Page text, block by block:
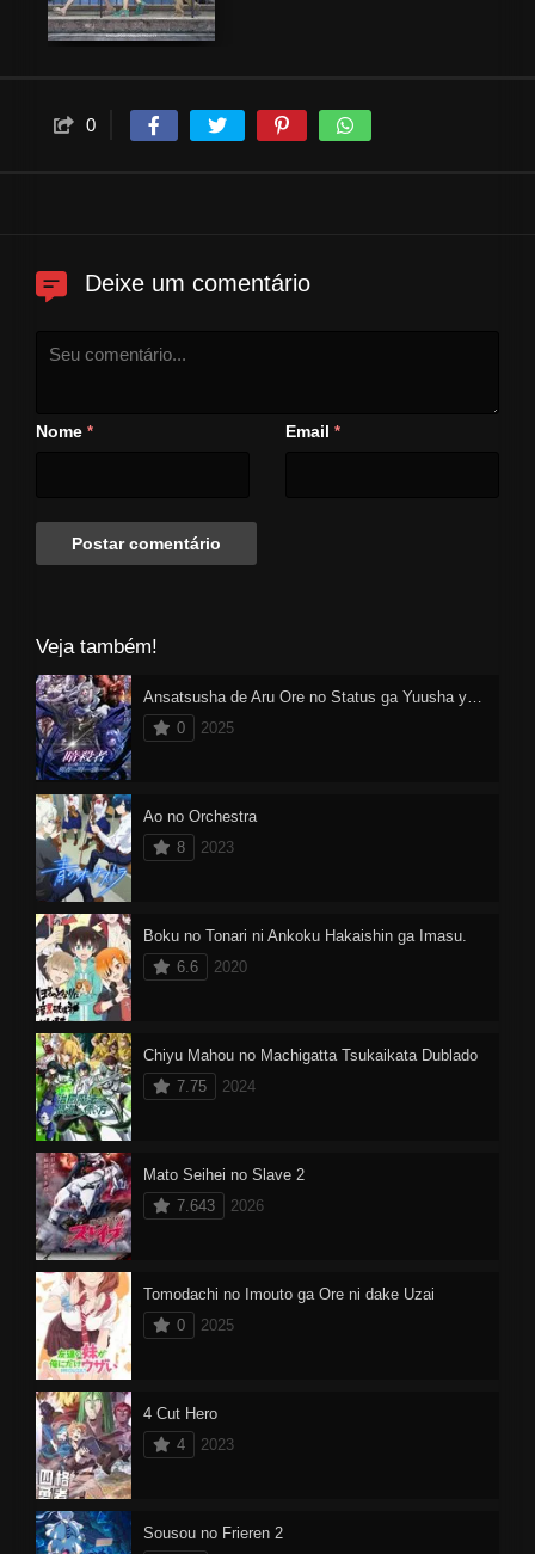
pega um grande robalo em um
0
Deixe um comentário
Nome * Email *
Veja também!
Ansatsusha de Aru Ore no Status ga Yuusha yori mo Akiraka ni Tsuyoi no da ga
0
2025
Ao no Orchestra
8
2023
Boku no Tonari ni Ankoku Hakaishin ga Imasu.
6.6
2020
Chiyu Mahou no Machigatta Tsukaikata Dublado
7.75
2024
Mato Seihei no Slave 2
7.643
2026
Tomodachi no Imouto ga Ore ni dake Uzai
0
2025
4 Cut Hero
4
2023
Sousou no Frieren 2